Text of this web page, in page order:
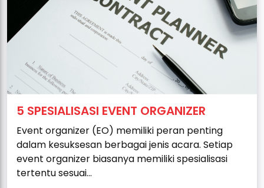
5 SPESIALISASI EVENT ORGANIZER
Event organizer (EO) memiliki peran penting
dalam kesuksesan berbagai jenis acara. Setiap
event organizer biasanya memiliki spesialisasi
tertentu sesuai...